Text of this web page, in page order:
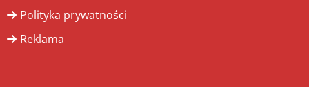
Polityka prywatności
Reklama